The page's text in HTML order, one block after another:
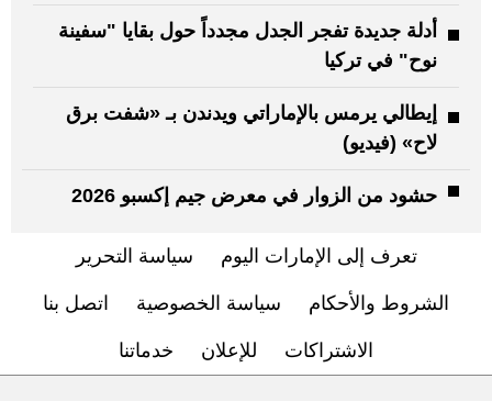
أدلة جديدة تفجر الجدل مجدداً حول بقايا "سفينة
نوح" في تركيا
إيطالي يرمس بالإماراتي ويدندن بـ «شفت برق
لاح» (فيديو)
حشود من الزوار في معرض جيم إكسبو 2026
تعرف إلى الإمارات اليوم سياسة التحرير
الشروط والأحكام سياسة الخصوصية اتصل بنا
الاشتراكات للإعلان خدماتنا